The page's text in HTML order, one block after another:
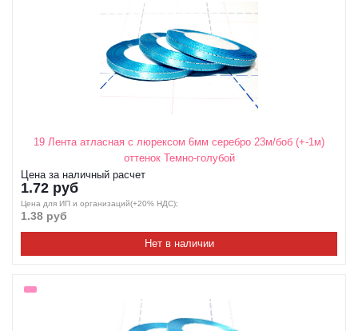
19 Лента атласная с люрексом 6мм серебро 23м/боб (+-1м)
оттенок Темно-голубой
Цена за наличный расчет
1.72 руб
Цена для ИП и организаций(+20% НДС);
1.38 руб
Нет в наличии